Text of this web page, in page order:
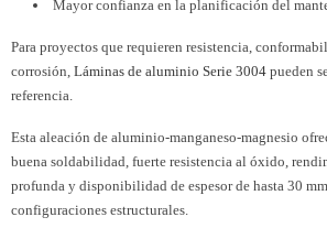
Mayor confianza en la planificación del
Para proyectos que requieren resistencia,
corrosión, Láminas de aluminio Serie 3004 pueden
referencia.
Esta aleación de aluminio-manganeso-magnesio
buena soldabilidad, fuerte resistencia al óxido,
profunda y disponibilidad de espesor de hasta 30
configuraciones estructurales.